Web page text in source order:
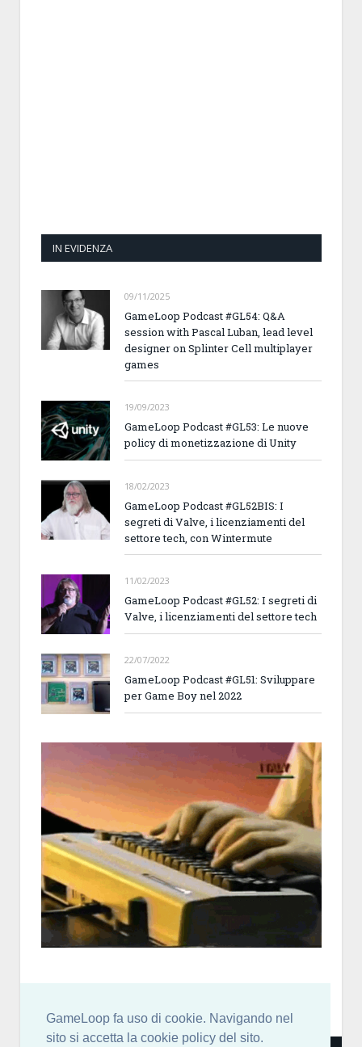
GameLoop fa uso di cookie. Navigando nel
sito si accetta la cookie policy del sito.
IN EVIDENZA
09/11/2025
GameLoop Podcast #GL54: Q&A
session with Pascal Luban, lead level
designer on Splinter Cell multiplayer
games
19/09/2023
GameLoop Podcast #GL53: Le nuove
policy di monetizzazione di Unity
18/02/2023
GameLoop Podcast #GL52BIS: I
segreti di Valve, i licenziamenti del
settore tech, con Wintermute
11/02/2023
GameLoop Podcast #GL52: I segreti di
Valve, i licenziamenti del settore tech
22/07/2022
GameLoop Podcast #GL51: Sviluppare
per Game Boy nel 2022